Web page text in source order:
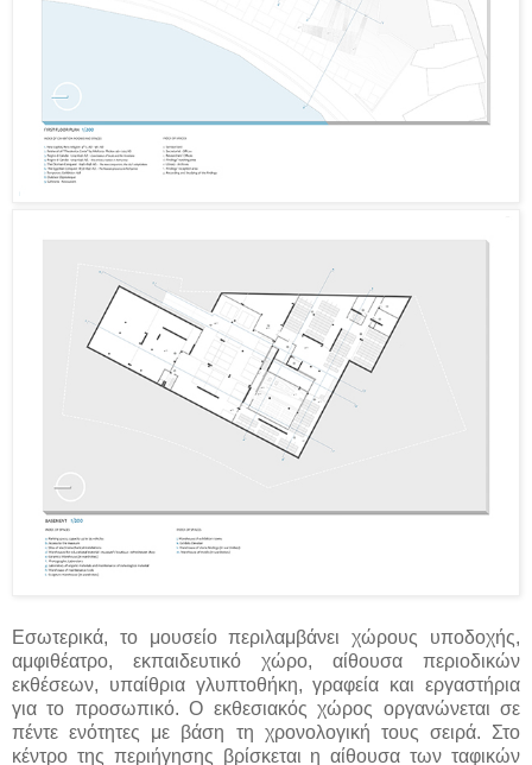
Εσωτερικά, το μουσείο περιλαμβάνει χώρους υποδοχής,
αμφιθέατρο, εκπαιδευτικό χώρο, αίθουσα περιοδικών
εκθέσεων, υπαίθρια γλυπτοθήκη, γραφεία και εργαστήρια
για το προσωπικό. Ο εκθεσιακός χώρος οργανώνεται σε
πέντε ενότητες με βάση τη χρονολογική τους σειρά. Στο
κέντρο της περιήγησης βρίσκεται η αίθουσα των ταφικών